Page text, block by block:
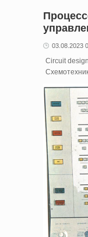
03.08.2023
Circuit design